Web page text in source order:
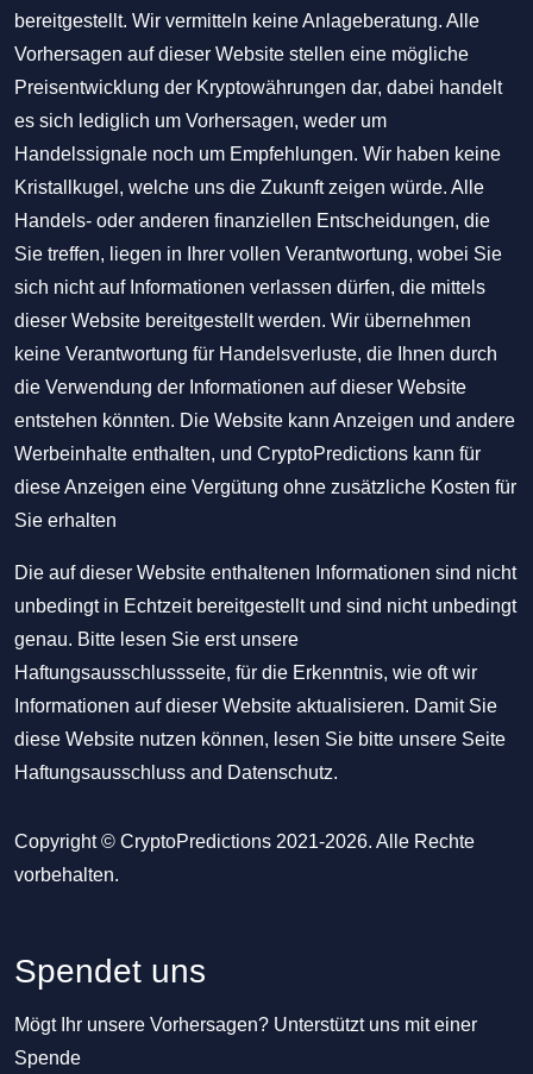
bereitgestellt. Wir vermitteln keine Anlageberatung. Alle
Vorhersagen auf dieser Website stellen eine mögliche
Preisentwicklung der Kryptowährungen dar, dabei handelt
es sich lediglich um Vorhersagen, weder um
Handelssignale noch um Empfehlungen. Wir haben keine
Kristallkugel, welche uns die Zukunft zeigen würde. Alle
Handels- oder anderen finanziellen Entscheidungen, die
Sie treffen, liegen in Ihrer vollen Verantwortung, wobei Sie
sich nicht auf Informationen verlassen dürfen, die mittels
dieser Website bereitgestellt werden. Wir übernehmen
keine Verantwortung für Handelsverluste, die Ihnen durch
die Verwendung der Informationen auf dieser Website
entstehen könnten. Die Website kann Anzeigen und andere
Werbeinhalte enthalten, und CryptoPredictions kann für
diese Anzeigen eine Vergütung ohne zusätzliche Kosten für
Sie erhalten
Die auf dieser Website enthaltenen Informationen sind nicht
unbedingt in Echtzeit bereitgestellt und sind nicht unbedingt
genau. Bitte lesen Sie erst unsere
Haftungsausschlussseite, für die Erkenntnis, wie oft wir
Informationen auf dieser Website aktualisieren. Damit Sie
diese Website nutzen können, lesen Sie bitte unsere Seite
Haftungsausschluss and Datenschutz.
Copyright © CryptoPredictions 2021-2026. Alle Rechte
vorbehalten.
Spendet uns
Mögt Ihr unsere Vorhersagen? Unterstützt uns mit einer
Spende